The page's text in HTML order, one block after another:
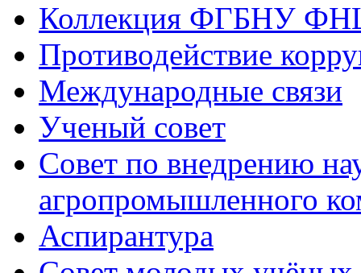
Коллекция ФГБНУ
Противодействие
Международные связи
Ученый совет
Совет по внедрению
агропромышленного
Аспирантура